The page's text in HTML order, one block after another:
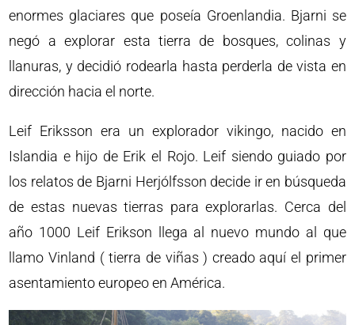
enormes glaciares que poseía Groenlandia. Bjarni se
negó a explorar esta tierra de bosques, colinas y
llanuras, y decidió rodearla hasta perderla de vista en
dirección hacia el norte.
Leif Eriksson era un explorador vikingo, nacido en
Islandia e hijo de Erik el Rojo. Leif siendo guiado por
los relatos de Bjarni Herjólfsson decide ir en búsqueda
de estas nuevas tierras para explorarlas. Cerca del
año 1000 Leif Erikson llega al nuevo mundo al que
llamo Vinland ( tierra de viñas ) creado aquí el primer
asentamiento europeo en América.